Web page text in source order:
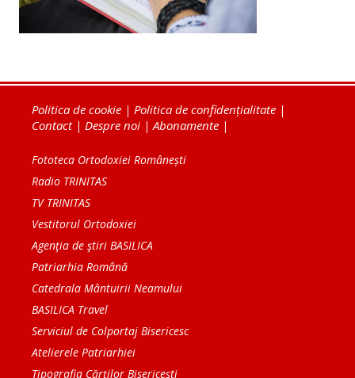
Politica de cookie | Politica de confidențialitate |
Contact| Despre noi | Abonamente |
Fototeca Ortodoxiei Românești
Radio TRINITAS
TV TRINITAS
Vestitorul Ortodoxiei
Agenţia de ştiri BASILICA
Patriarhia Română
Catedrala Mântuirii Neamului
BASILICA Travel
Serviciul de Colportaj Bisericesc
Atelierele Patriarhiei
Tipografia Cărţilor Bisericeşti